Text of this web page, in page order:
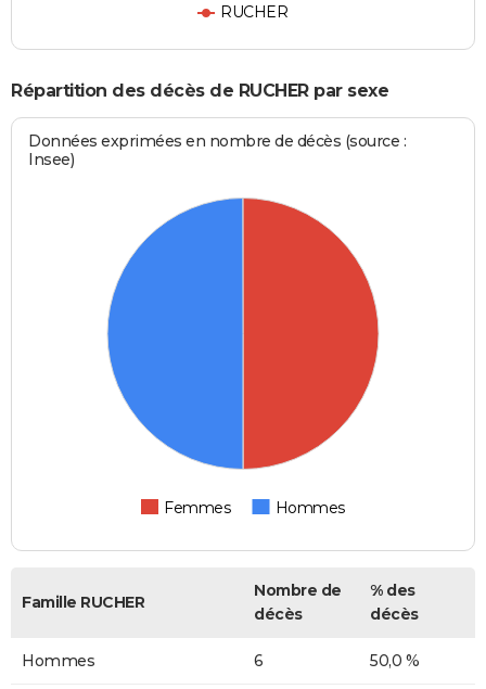
RUCHER
Répartition des décès de RUCHER par sexe
Données exprimées en nombre de décès (source :
Insee)
Femmes Hommes
Famille RUCHER
Nombre de
décès
% des
décès
Hommes 6 50,0 %